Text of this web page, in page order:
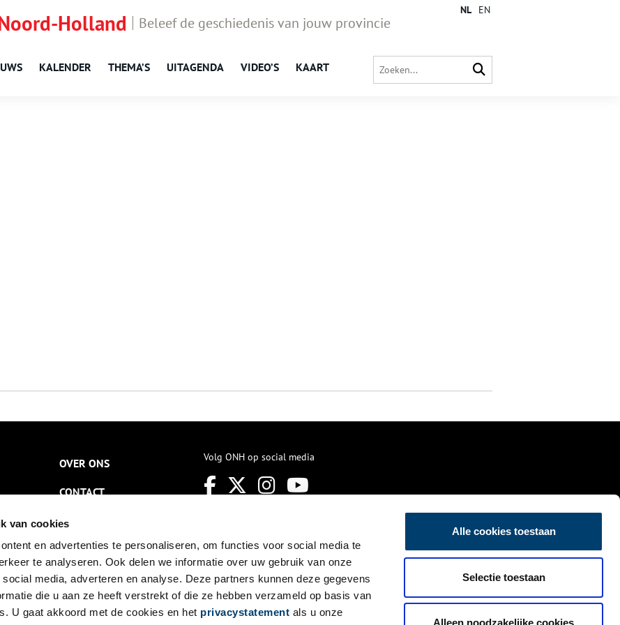
van cookies
en advertenties te personaliseren, om functies voor social media te
te analyseren. Ook delen we informatie over uw gebruik van onze
media, adverteren en analyse. Deze partners kunnen deze gegevens
die u aan ze heeft verstrekt of die ze hebben verzameld op basis van
U gaat akkoord met de cookies en het privacystatement als u onze
Alle cookies toestaan
Selectie toestaan
Alleen noodzakelijke cookies
Holland Beleef de geschiedenis van jouw provincie
KALENDER THEMA’S UITAGENDA VIDEO’S KAART
NL EN
OVER ONS
CONTACT
NIEUWSBRIEF
DISCLAIMER
PRIVACY
TOEGANKELIJKHEID
Volg ONH op social media